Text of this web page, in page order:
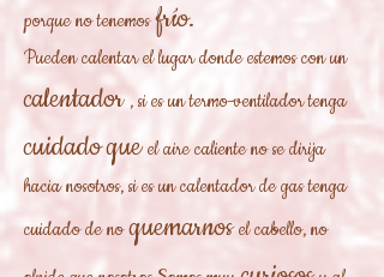
porque no tenemos frío.
Pueden calentar el lugar donde estemos con un
calentador , si es un termo-ventilador tenga
cuidado que el aire caliente no se dirija
hacia nosotros, si es un calentador de gas tenga
cuidado de no quemarnos el cabello, no